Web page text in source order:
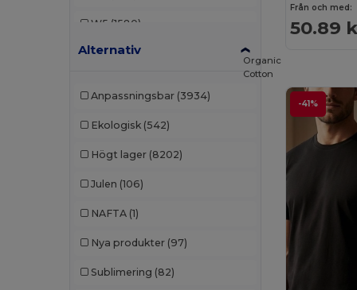
B&C Pro (12)
Babybugz
W5 (1580)
W8 (227)
Alternativ
Anpassningsbar (3934)
Ekologisk (542)
Högt lager (8202)
Julen (106)
NAFTA (1)
Nya produkter (97)
Sublimering (82)
Från och med:
50.89
-41%
Organic
Cotton